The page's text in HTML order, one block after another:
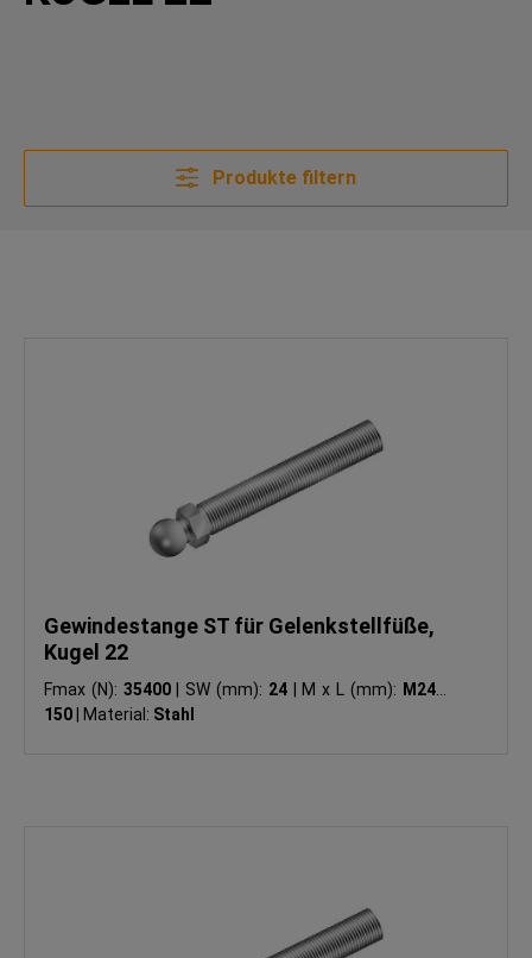
Produkte filtern
Gewindestange ST für Gelenkstellfüße,
Kugel 22
Fmax (N): 35400 SW (mm): 24 M x L (mm): M24 x
150
Material: Stahl